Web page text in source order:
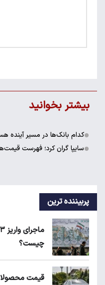
بیشتر بخوانید
کدام بانک‌ها در مسیر آینده
سایپا گران کرد؛ فهرست
پربیننده ترین
چیست؟
قیمت